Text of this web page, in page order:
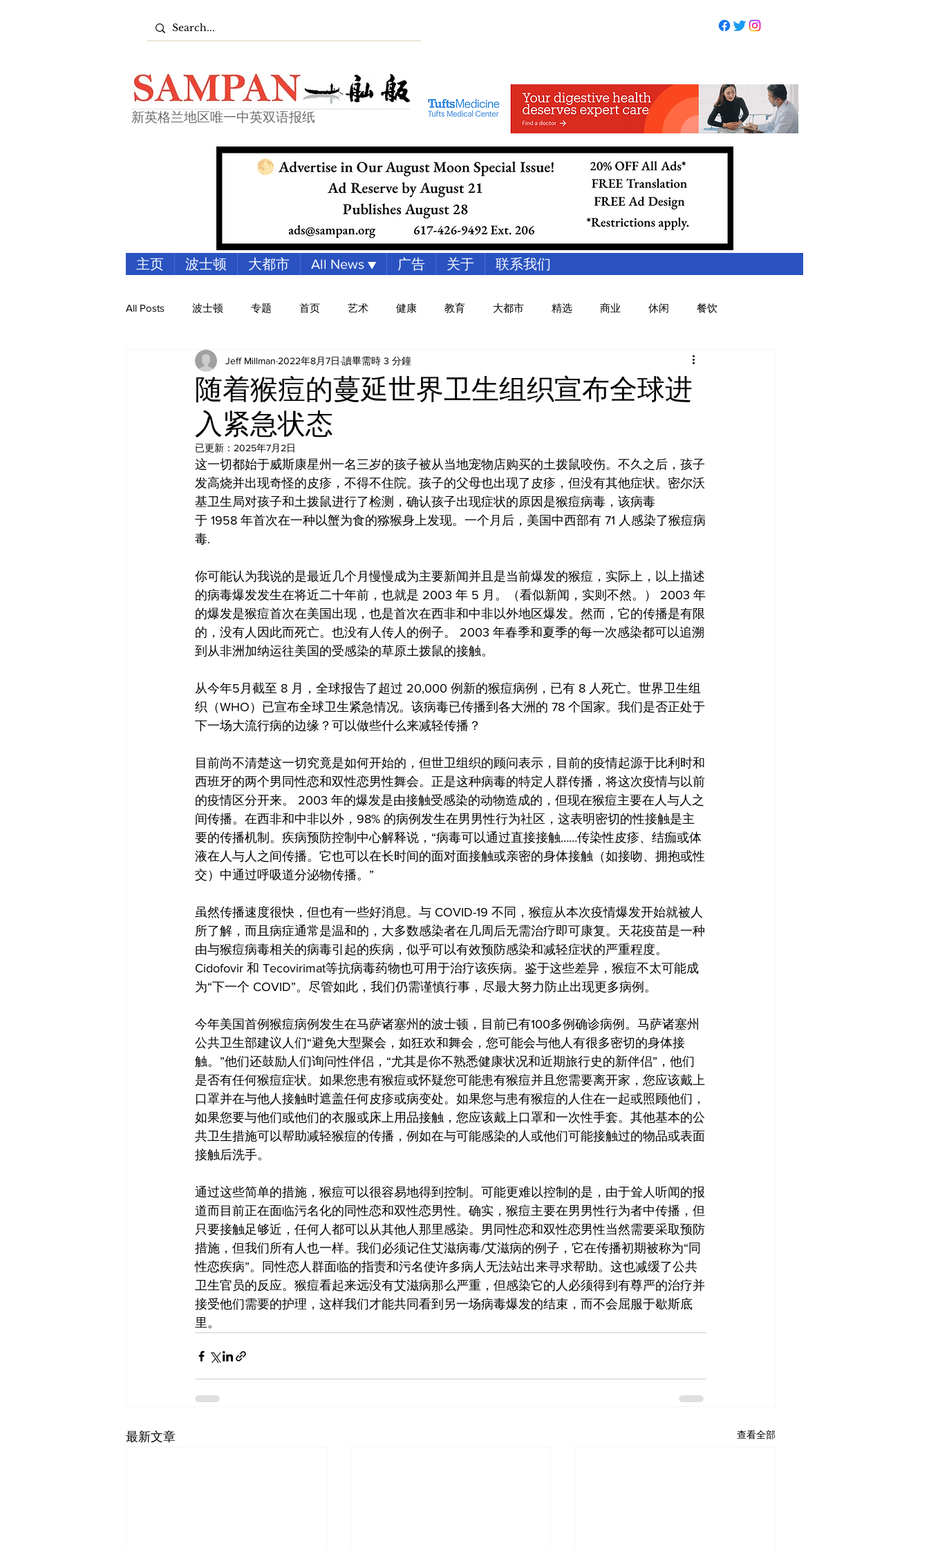
新英格兰地区唯一中英双语报纸
主页 波士顿 大都市 All News ▼ 广告 关于 联系我们
All Posts 波士顿 专题 首页 艺术 健康 教育 大都市 精选 商业 休闲 餐饮
随着猴痘的蔓延世界卫生组织宣布全球进
入紧急状态
Jeff Millman 2022年8月7日 讀畢需時 3 分鐘
已更新： 2025年7月2日
这一切都始于威斯康星州一名三岁的孩子被从当地宠物店购买的土拨鼠咬伤。不久之后，孩子
发高烧并出现奇怪的皮疹，不得不住院。孩子的父母也出现了皮疹，但没有其他症状。密尔沃
基卫生局对孩子和土拨鼠进行了检测，确认孩子出现症状的原因是猴痘病毒，该病毒
于 1958 年首次在一种以蟹为食的猕猴身上发现。一个月后，美国中西部有 71 人感染了猴痘病
毒.
你可能认为我说的是最近几个月慢慢成为主要新闻并且是当前爆发的猴痘，实际上，以上描述
的病毒爆发发生在将近二十年前，也就是 2003 年 5 月。（看似新闻，实则不然。） 2003 年
的爆发是猴痘首次在美国出现，也是首次在西非和中非以外地区爆发。然而，它的传播是有限
的，没有人因此而死亡。也没有人传人的例子。 2003 年春季和夏季的每一次感染都可以追溯
到从非洲加纳运往美国的受感染的草原土拨鼠的接触。
从今年5月截至 8 月，全球报告了超过 20,000 例新的猴痘病例，已有 8 人死亡。世界卫生组
织（WHO）已宣布全球卫生紧急情况。该病毒已传播到各大洲的 78 个国家。我们是否正处于
下一场大流行病的边缘？可以做些什么来减轻传播？
目前尚不清楚这一切究竟是如何开始的，但世卫组织的顾问表示，目前的疫情起源于比利时和
西班牙的两个男同性恋和双性恋男性舞会。正是这种病毒的特定人群传播，将这次疫情与以前
的疫情区分开来。 2003 年的爆发是由接触受感染的动物造成的，但现在猴痘主要在人与人之
间传播。在西非和中非以外，98% 的病例发生在男男性行为社区，这表明密切的性接触是主
要的传播机制。疾病预防控制中心解释说，“病毒可以通过直接接触……传染性皮疹、结痂或体
液在人与人之间传播。它也可以在长时间的面对面接触或亲密的身体接触（如接吻、拥抱或性
交）中通过呼吸道分泌物传播。”
虽然传播速度很快，但也有一些好消息。与 COVID-19 不同，猴痘从本次疫情爆发开始就被人
所了解，而且病症通常是温和的，大多数感染者在几周后无需治疗即可康复。天花疫苗是一种
由与猴痘病毒相关的病毒引起的疾病，似乎可以有效预防感染和减轻症状的严重程度。
Cidofovir 和 Tecovirimat等抗病毒药物也可用于治疗该疾病。鉴于这些差异，猴痘不太可能成
为“下一个 COVID”。尽管如此，我们仍需谨慎行事，尽最大努力防止出现更多病例。
今年美国首例猴痘病例发生在马萨诸塞州的波士顿，目前已有100多例确诊病例。马萨诸塞州
公共卫生部建议人们“避免大型聚会，如狂欢和舞会，您可能会与他人有很多密切的身体接
触。”他们还鼓励人们询问性伴侣，“尤其是你不熟悉健康状况和近期旅行史的新伴侣”，他们
是否有任何猴痘症状。如果您患有猴痘或怀疑您可能患有猴痘并且您需要离开家，您应该戴上
口罩并在与他人接触时遮盖任何皮疹或病变处。如果您与患有猴痘的人住在一起或照顾他们，
如果您要与他们或他们的衣服或床上用品接触，您应该戴上口罩和一次性手套。其他基本的公
共卫生措施可以帮助减轻猴痘的传播，例如在与可能感染的人或他们可能接触过的物品或表面
接触后洗手。
通过这些简单的措施，猴痘可以很容易地得到控制。可能更难以控制的是，由于耸人听闻的报
道而目前正在面临污名化的同性恋和双性恋男性。确实，猴痘主要在男男性行为者中传播，但
只要接触足够近，任何人都可以从其他人那里感染。男同性恋和双性恋男性当然需要采取预防
措施，但我们所有人也一样。我们必须记住艾滋病毒/艾滋病的例子，它在传播初期被称为“同
性恋疾病”。同性恋人群面临的指责和污名使许多病人无法站出来寻求帮助。这也减缓了公共
卫生官员的反应。猴痘看起来远没有艾滋病那么严重，但感染它的人必须得到有尊严的治疗并
接受他们需要的护理，这样我们才能共同看到另一场病毒爆发的结束，而不会屈服于歇斯底
里。
最新文章 查看全部